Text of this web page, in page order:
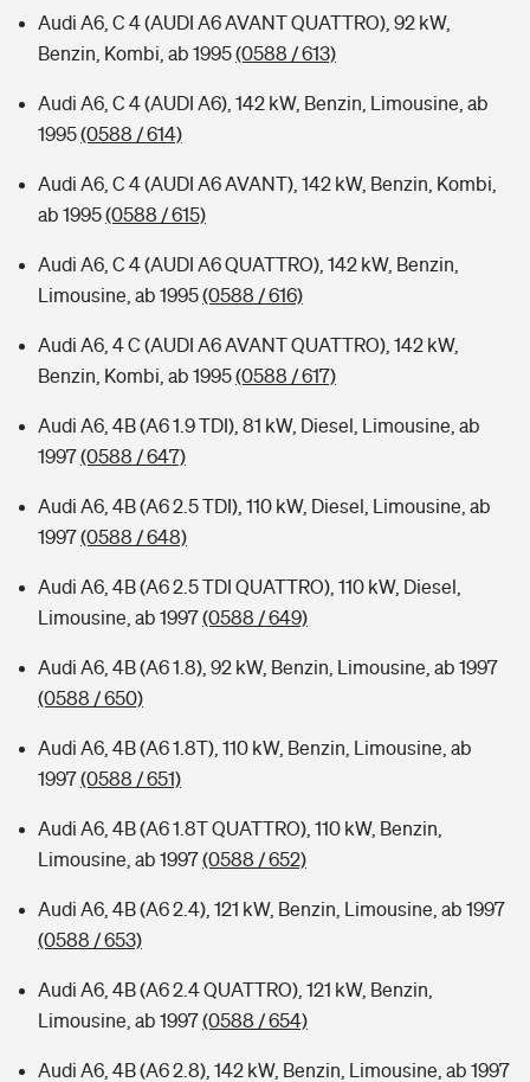
Audi A6, C 4 (AUDI A6 AVANT QUATTRO), 92 kW,
Benzin, Kombi, ab 1995(0588 / 613)
Audi A6, C 4 (AUDI A6), 142 kW, Benzin, Limousine, ab
1995(0588 / 614)
Audi A6, C 4 (AUDI A6 AVANT), 142 kW, Benzin, Kombi,
ab 1995(0588 / 615)
Audi A6, C 4 (AUDI A6 QUATTRO), 142 kW, Benzin,
Limousine, ab 1995(0588 / 616)
Audi A6, 4 C (AUDI A6 AVANT QUATTRO), 142 kW,
Benzin, Kombi, ab 1995(0588 / 617)
Audi A6, 4B (A6 1.9 TDI), 81 kW, Diesel, Limousine, ab
1997(0588 / 647)
Audi A6, 4B (A6 2.5 TDI), 110 kW, Diesel, Limousine, ab
1997(0588 / 648)
Audi A6, 4B (A6 2.5 TDI QUATTRO), 110 kW, Diesel,
Limousine, ab 1997(0588 / 649)
Audi A6, 4B (A6 1.8), 92 kW, Benzin, Limousine, ab 1997
(0588 / 650)
Audi A6, 4B (A6 1.8T), 110 kW, Benzin, Limousine, ab
1997(0588 / 651)
Audi A6, 4B (A6 1.8T QUATTRO), 110 kW, Benzin,
Limousine, ab 1997(0588 / 652)
Audi A6, 4B (A6 2.4), 121 kW, Benzin, Limousine, ab 1997
(0588 / 653)
Audi A6, 4B (A6 2.4 QUATTRO), 121 kW, Benzin,
Limousine, ab 1997(0588 / 654)
Audi A6, 4B (A6 2.8), 142 kW, Benzin, Limousine, ab 1997